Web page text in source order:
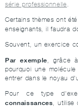
série professionnelle.
Certains thèmes ont
enseignants, il faudra
Souvent, un exercice
Par exemple, grâce à
pourquoi une
entrer dans le noyau
Pour ce type
connaissances, utilise